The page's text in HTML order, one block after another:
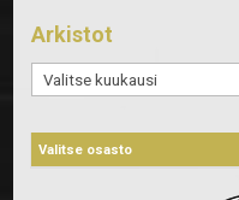
Arkistot
Arkistot